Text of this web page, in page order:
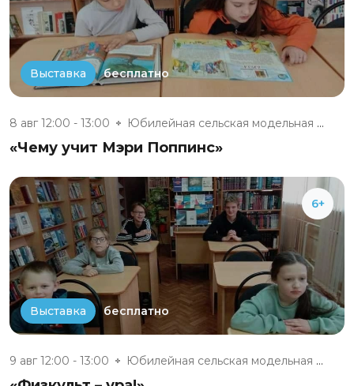
Выставка бесплатно
8 авг 12:00 - 13:00 Юбилейная сельская модельная б...
«Чему учит Мэри Поппинс»
6+
Выставка бесплатно
9 авг 12:00 - 13:00 Юбилейная сельская модельная б...